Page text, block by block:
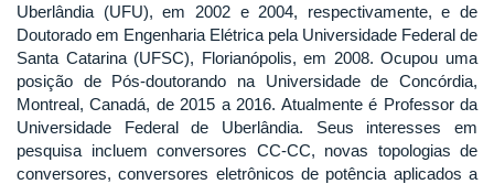
Uberlândia (UFU), em 2002 e 2004, respectivamente, e de
Doutorado em Engenharia Elétrica pela Universidade Federal de
Santa Catarina (UFSC), Florianópolis, em 2008. Ocupou uma
posição de Pós-doutorando na Universidade de Concórdia,
Montreal, Canadá, de 2015 a 2016. Atualmente é Professor da
Universidade Federal de Uberlândia. Seus interesses em
pesquisa incluem conversores CC-CC, novas topologias de
conversores, conversores eletrônicos de potência aplicados a